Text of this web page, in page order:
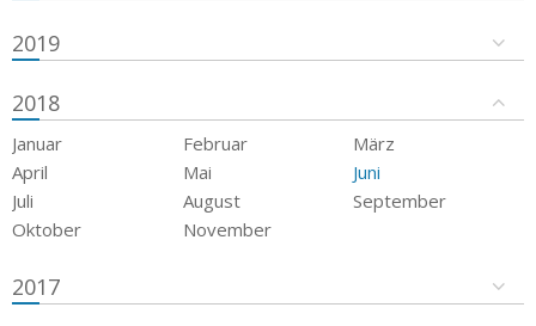
2019
2018
Januar Februar
März
April
Mai
Juni
Juli
August
September
Oktober
November
2017